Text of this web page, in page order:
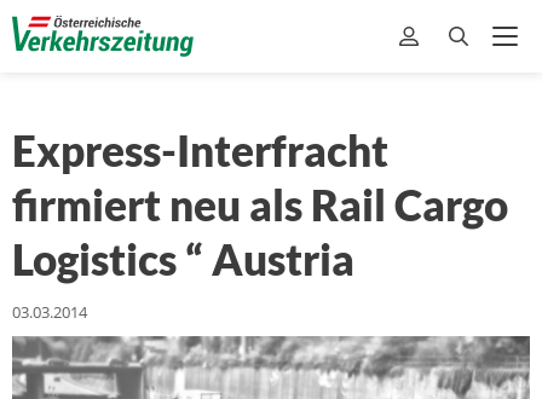
Express-Interfracht
firmiert neu als Rail Cargo
Logistics “ Austria
03.03.2014